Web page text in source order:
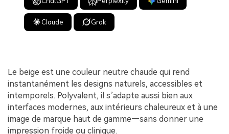
Claude Grok
Le beige est une couleur neutre chaude qui rend
instantanément les designs naturels, accessibles et
intemporels. Polyvalent, il s’adapte aussi bien aux
interfaces modernes, aux intérieurs chaleureux et à une
image de marque haut de gamme—sans donner une
impression froide ou clinique.